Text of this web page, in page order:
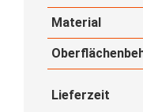
Material
Lieferzeit